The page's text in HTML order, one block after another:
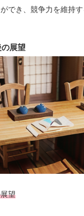
でき、競争力を維持す
の展望
望